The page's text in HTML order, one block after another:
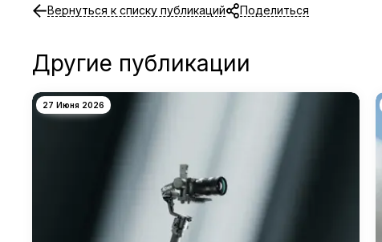
Вернуться к списку публикаций Поделиться
Другие публикации
27 Июня 2026